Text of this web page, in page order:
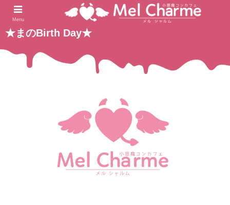
ホーム 未分類
★まのBirth Day★
2021.11.28
Menu